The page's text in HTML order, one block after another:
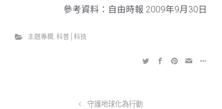
參考資料：自由時報 2009年9月30日
主題專欄 , 科普│科技
守護地球化為行動